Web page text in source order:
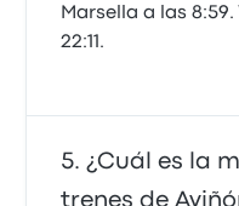
Marsella a las
22:11.
¿Cuál es la
trenes de